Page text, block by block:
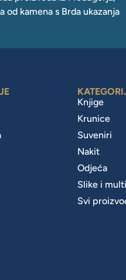
od kamena s Brda ukazanja
Knjige
Krunice
Suveniri
Nakit
Odjeća
Slike i
Svi